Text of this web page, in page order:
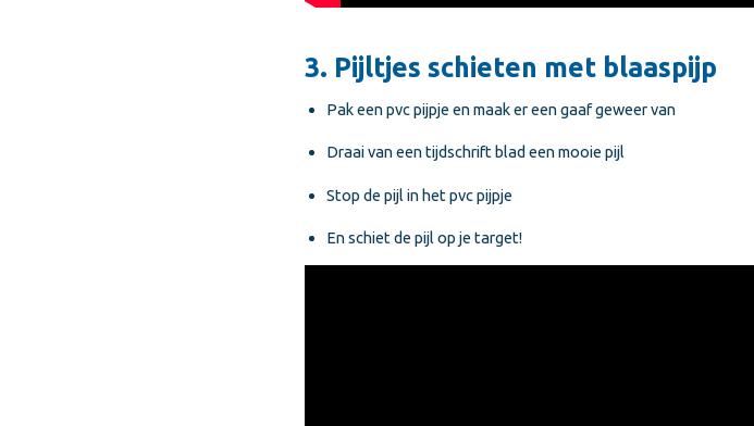
3. Pijltjes schieten met blaaspijp
Pak een pvc pijpje en maak er een gaaf geweer van
Draai van een tijdschrift blad een mooie pijl
Stop de pijl in het pvc pijpje
En schiet de pijl op je target!